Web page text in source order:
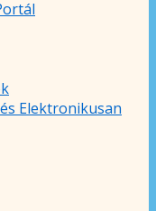
Elektronikusan